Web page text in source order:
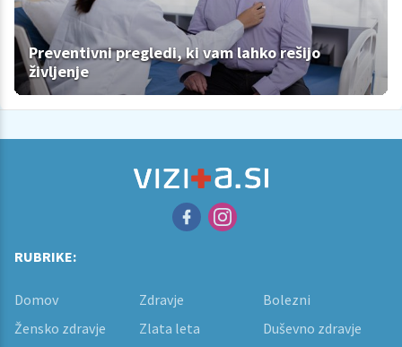
Preventivni pregledi, ki vam lahko rešijo
življenje
RUBRIKE:
Domov Zdravje
Bolezni
Žensko zdravje
Zlata leta
Duševno zdravje